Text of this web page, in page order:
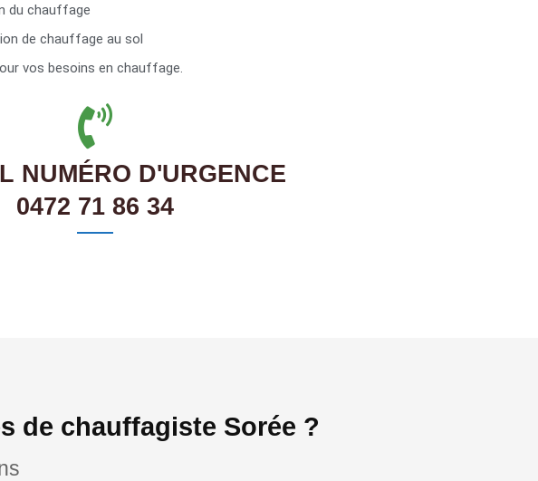
du chauffage
de chauffage au sol
vos besoins en chauffage.
NUMÉRO D'URGENCE
0472 71 86 34
de chauffagiste Sorée ?